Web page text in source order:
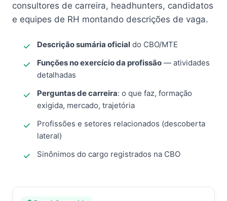
consultores de carreira, headhunters, candidatos
e equipes de RH montando descrições de vaga.
Descrição sumária oficial do CBO/MTE
Funções no exercício da profissão — atividades
detalhadas
Perguntas de carreira: o que faz, formação
exigida, mercado, trajetória
Profissões e setores relacionados (descoberta
lateral)
Sinônimos do cargo registrados na CBO